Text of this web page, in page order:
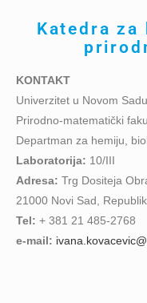
Katedra za
KONTAKT
Univerzitet u Novom Sadu,
Prirodno-matematički
Departman za hemiju,
Laboratorija: 10/III
Adresa: Trg Dositeja
21000 Novi Sad,
Tel: + 381 21 485-2768
e-mail: